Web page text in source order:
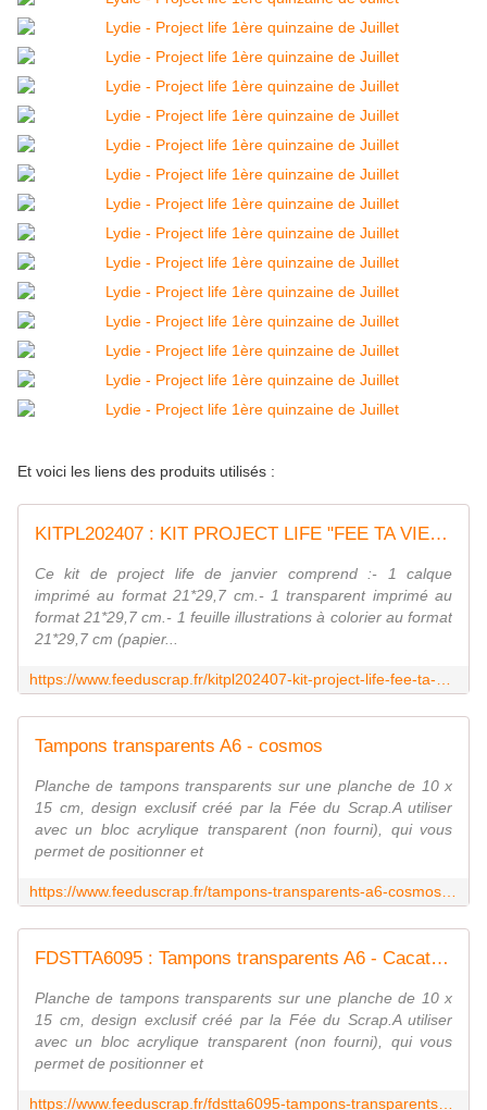
Et voici les liens des produits utilisés :
KITPL202407 : KIT PROJECT LIFE "FEE TA VIE" JUILLET fee du scrap
Ce kit de project life de janvier comprend :- 1 calque
imprimé au format 21*29,7 cm.- 1 transparent imprimé au
format 21*29,7 cm.- 1 feuille illustrations à colorier au format
21*29,7 cm (papier...
Tampons transparents A6 - cosmos
Planche de tampons transparents sur une planche de 10 x
15 cm, design exclusif créé par la Fée du Scrap.A utiliser
avec un bloc acrylique transparent (non fourni), qui vous
permet de positionner et
FDSTTA6095 : Tampons transparents A6 - Cacatoès Fée du Scrap
Planche de tampons transparents sur une planche de 10 x
15 cm, design exclusif créé par la Fée du Scrap.A utiliser
avec un bloc acrylique transparent (non fourni), qui vous
permet de positionner et